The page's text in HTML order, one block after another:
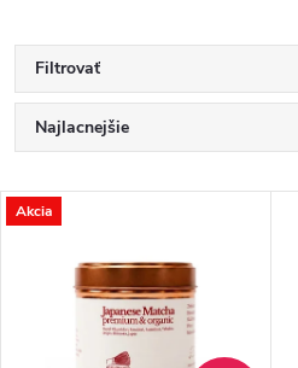
Filtrovať
R
a
Najlacnejšie
Najpredávanejšie
Abecedne
V
Akcia